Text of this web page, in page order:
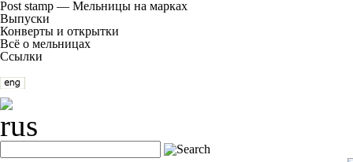
Post stamp — Мельницы на марках
Выпуски
Конверты и открытки
Всё о мельницах
Ссылки